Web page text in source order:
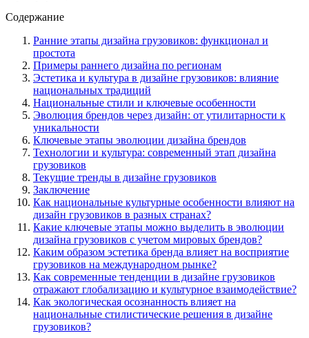
Содержание
Ранние этапы дизайна грузовиков: функционал и
простота
Примеры раннего дизайна по регионам
Эстетика и культура в дизайне грузовиков: влияние
национальных традиций
Национальные стили и ключевые особенности
Эволюция брендов через дизайн: от утилитарности к
уникальности
Ключевые этапы эволюции дизайна брендов
Технологии и культура: современный этап дизайна
грузовиков
Текущие тренды в дизайне грузовиков
Заключение
Как национальные культурные особенности влияют на
дизайн грузовиков в разных странах?
Какие ключевые этапы можно выделить в эволюции
дизайна грузовиков с учетом мировых брендов?
Каким образом эстетика бренда влияет на восприятие
грузовиков на международном рынке?
Как современные тенденции в дизайне грузовиков
отражают глобализацию и культурное взаимодействие?
Как экологическая осознанность влияет на
национальные стилистические решения в дизайне
грузовиков?